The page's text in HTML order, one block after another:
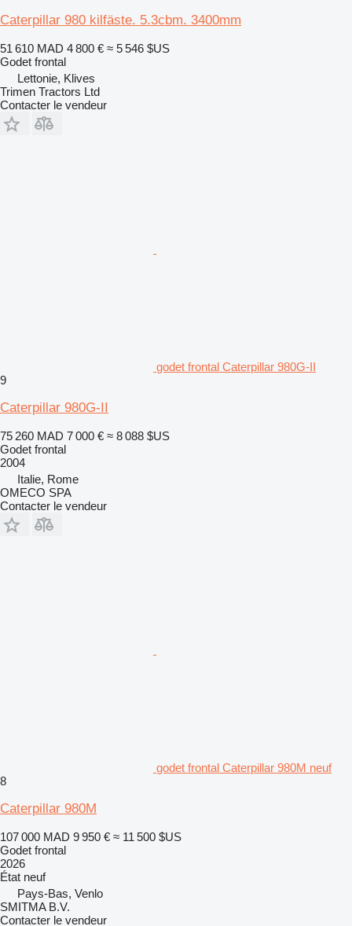
Caterpillar 980 kilfäste. 5.3cbm. 3400mm
51 610 MAD 4 800 € ≈ 5 546 $US
Godet frontal
Lettonie, Klives
Trimen Tractors Ltd
Contacter le vendeur
godet frontal Caterpillar 980G-II
9
Caterpillar 980G-II
75 260 MAD 7 000 € ≈ 8 088 $US
Godet frontal
2004
Italie, Rome
OMECO SPA
Contacter le vendeur
godet frontal Caterpillar 980M neuf
8
Caterpillar 980M
107 000 MAD 9 950 € ≈ 11 500 $US
Godet frontal
2026
État neuf
Pays-Bas, Venlo
SMITMA B.V.
Contacter le vendeur